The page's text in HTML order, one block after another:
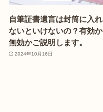
自筆証書遺言は封筒に入れ
ないといけないの？有効か
無効かご説明します。
2024年10月16日